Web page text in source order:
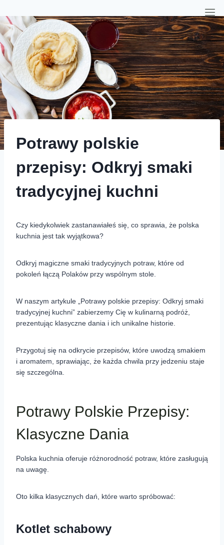
Potrawy polskie
przepisy: Odkryj smaki
tradycyjnej kuchni
Czy kiedykolwiek zastanawiałeś się, co sprawia, że polska
kuchnia jest tak wyjątkowa?
Odkryj magiczne smaki tradycyjnych potraw, które od
pokoleń łączą Polaków przy wspólnym stole.
W naszym artykule „Potrawy polskie przepisy: Odkryj smaki
tradycyjnej kuchni” zabierzemy Cię w kulinarną podróż,
prezentując klasyczne dania i ich unikalne historie.
Przygotuj się na odkrycie przepisów, które uwodzą smakiem
i aromatem, sprawiając, że każda chwila przy jedzeniu staje
się szczególna.
Potrawy Polskie Przepisy:
Klasyczne Dania
Polska kuchnia oferuje różnorodność potraw, które zasługują
na uwagę.
Oto kilka klasycznych dań, które warto spróbować:
Kotlet schabowy